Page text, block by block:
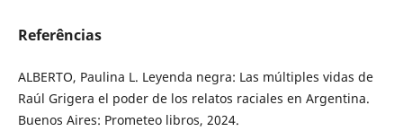
Referências
ALBERTO, Paulina L. Leyenda negra: Las múltiples vidas de
Raúl Grigera el poder de los relatos raciales en Argentina.
Buenos Aires: Prometeo libros, 2024.